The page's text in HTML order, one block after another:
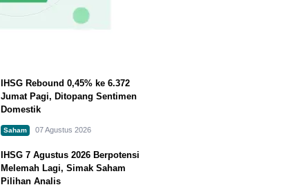
IHSG Rebound 0,45% ke 6.372
Jumat Pagi, Ditopang Sentimen
Domestik
Saham 07 Agustus 2026
IHSG 7 Agustus 2026 Berpotensi
Melemah Lagi, Simak Saham
Pilihan Analis